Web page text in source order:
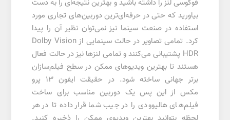
فوکوسی لنز را داشته باشید و بهترین نتیجه‌ای را به دست
بیاورید که حتی در حرفه‌ای‌ترین دوربین‌های تجاری مورد
استفاده در صنعت سینما نیز نمی‌توان نظیر آن را پیدا
کرد. تمامی تصاویر در حالت سینمایی از Dolby Vision
HDR پشتیبانی می‌کنند و تمامی لنز‌ها نیز در حالت فعال
هستند تا بهترین ویدیو‌های ممکن در سطح فیلم‌سازان
برتر جهانی ساخته شود. در حقیقت ایفون ۱۳ پرو
مکس از این پس یک دوربین مناسب برای ساخت
فیلم‌های هالیوودی را در جیب شما قرار داده تا در هر